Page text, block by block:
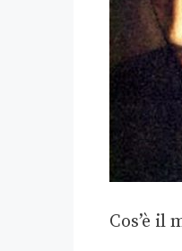
Cos’è il